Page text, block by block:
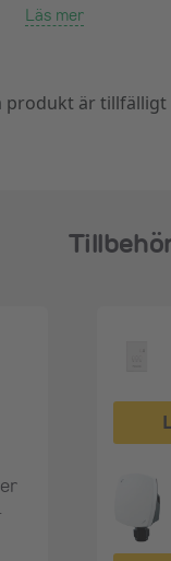
Läs mer
produkt är tillfälligt